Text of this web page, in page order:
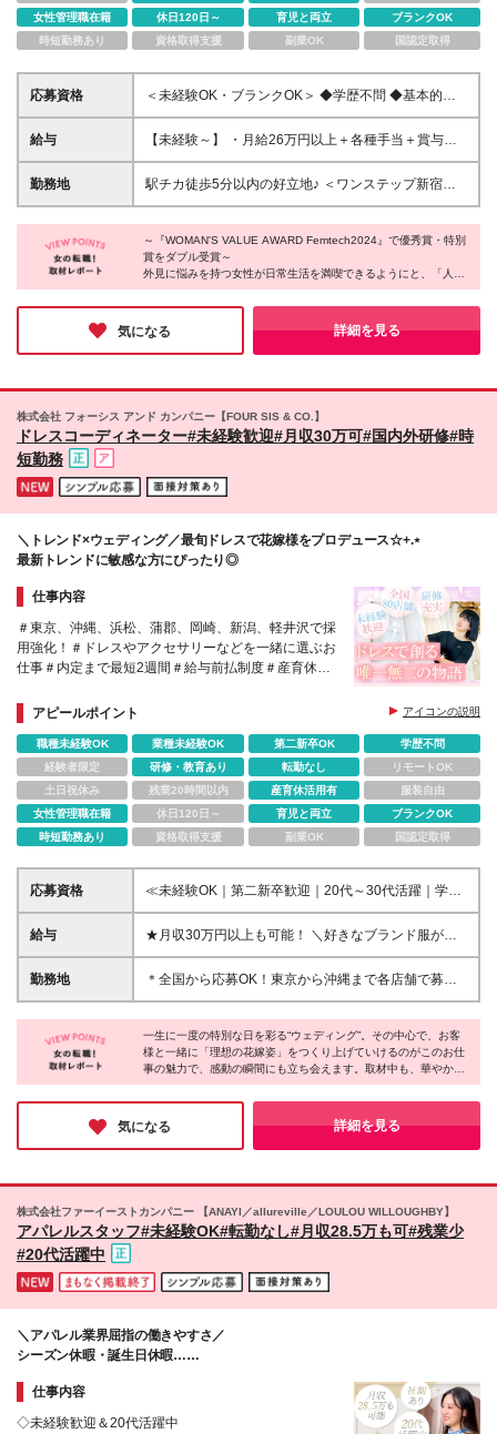
女性管理職在籍
休日120日～ 育児と両立
ブランクOK
時短勤務あり
資格取得支援 副業OK 国認定取得
応募資格
＜未経験OK・ブランクOK＞ ◆学歴不問 ◆基本的な
PC操作ができる方(Word・Excelなど) ☆ワーキング
ママも活躍中 ＼下記の様な思考をお持ちの方にピッ
ばせたりする仕事をしたい方 ◇腰を据えて長く働き
たい方 ◇お客様に寄り添った提案をしたい方 ◇人と
給与
【未経験～】 ・月給26万円以上＋各種手当＋賞与年2
回 ※試用期間中の給与は月給25万円以上（その他待
遇変動なし） 【営業・販売経験ありの方】 ・月給27
手当は別途支給します ※試用期間3ヵ月（短縮あり）
勤務地
駅チカ徒歩5分以内の好立地♪ ＜ワンステップ新宿店
＞ 東京都新宿区西新宿1丁目-19-8 新東京ビル4階 ※
女性医療用ウィッグ専門店「ワンステップ」に勤務し
ていただきます。 ---------------- ＜大阪(関西本社)＞ 大
阪府大阪市北区梅田3-3-45 マルイト西梅田ビル 5F
※（変更の範囲）上記を除く当社関連勤務地
～『WOMAN'S VALUE AWARD Femtech2024』で優秀賞・特別
賞をダブル受賞～
外見に悩みを持つ女性が日常生活を満喫できるようにと、「人工
乳房」「乳がん患者用の下着」などのFemtech(フェムテック)事
業に注力している同社。女性にしか分からないデリケートな悩み
やコンプレックスだからこそ、同社のスタッフは女性が中心で
す。女性管理職も在籍しており、長期的なキャリアアップを叶え
たい方にもオススメの企業だと思いました！
気になる 詳細を見る
株式会社 フォーシス アンド カンパニー【FOUR SIS & CO.】
ドレスコーディネーター#未経験歓迎#月収30万可#国内外研修#時
短勤務
＼トレンド×ウェディング／最旬ドレスで花嫁様をプロデュース☆+.⋆
最新トレンドに敏感な方にぴったり◎
仕事内容
＃東京、沖縄、浜松、蒲郡、岡崎、新潟、軽井沢で採
用強化！＃ドレスやアクセサリーなどを一緒に選ぶお
仕事＃内定まで最短2週間＃給与前払制度＃産育休の
る
アピールポイント アイコンの説明
職種未経験OK 業種未経験OK 第二新卒OK
学歴不問
経験者限定
研修・教育あり 転勤なし
リモートOK
土日祝休み
残業20時間以内 産育休活用有
服装自由
女性管理職在籍
休日120日～ 育児と両立
ブランクOK
時短勤務あり
資格取得支援 副業OK 国認定取得
応募資格
≪未経験OK｜第二新卒歓迎｜20代～30代活躍｜学歴
不問≫ ＊社会人経験を1年以上お持ちの方 【こんな方
を待ってます♪】 □ SNSで話題になった洋服の新作は
Webでドレス画像を集めがち □ 友達をコーディネート
して喜ぶ顔を見るのが好き □ アクセサリーなどのショ
ら大歓迎です！
給与
★月収30万円以上も可能！ ＼好きなブランド服が買
える収入に／ 月給27.6万円＋インセンティブ5万円
（25歳社員の月給例）で、 月収30万円以上も◎ 憧れ
代） ▼大阪・神戸・京都・名古屋 265,500円以上
（内63,000円以上固定残業代） ▼千葉・埼玉・静
岡・三重・その他愛知・その他兵庫 254,400円以上
円以上（内57,800円以上固定残業代） ※経験やスキ
ルを考慮し決定いたします。 ※試用期間6ヶ月あり
（給与・待遇に差異はありません） ※みなし残業時間
かご勤務必須 時給1,300円～ ※経験やスキルを考慮し
決定いたします。 ※試用期間3ヶ月あり（給与・待遇
勤務地
＊全国から応募OK！東京から沖縄まで各店舗で募集
＊東京、沖縄、浜松、蒲郡、岡崎、新潟、軽井沢で採
用強化！ ＜採用注力エリア・店舗＞ ※全募集店舗は
【詳細・交通】欄よりご確認ください。 【東京・関
東】銀座、神宮前、府中、湘南、柏、軽井沢 【東
海】浜松、蒲郡、岡崎 【近畿・九州】大阪、門司港
【北陸・沖縄】新潟、沖縄 ※東京の勤務地をご希望の
場合、面接で別勤務地への配属をご相談させていただ
一生に一度の特別な日を彩る“ウェディング”。その中心で、お客
様と一緒に「理想の花嫁姿」をつくり上げていけるのがこのお仕
事の魅力で、感動の瞬間にも立ち会えます。取材中も、華やかな
ドレスに囲まれながら生き生きと働く皆さんの姿が印象的でし
た。ドレスが好き、人と話すことが好き…そんな方にぴったりな
職場です。憧れを、ぜひ“現実”にしてみてください♪
気になる 詳細を見る
株式会社ファーイーストカンパニー 【ANAYI／allureville／LOULOU WILLOUGHBY】
アパレルスタッフ#未経験OK#転勤なし#月収28.5万も可#残業少
#20代活躍中
＼アパレル業界屈指の働きやすさ／
シーズン休暇・誕生日休暇…
仕事内容
◇未経験歓迎＆20代活躍中